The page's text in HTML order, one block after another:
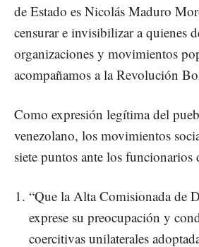
de Estado es Nicolás Maduro
censurar e invisibilizar a quienes
organizaciones y movimientos
acompañamos a la Revolución
Como expresión legítima del
venezolano, los movimientos
siete puntos ante los funcionarios
“Que la Alta Comisionada de
exprese su preocupación y
coercitivas unilaterales